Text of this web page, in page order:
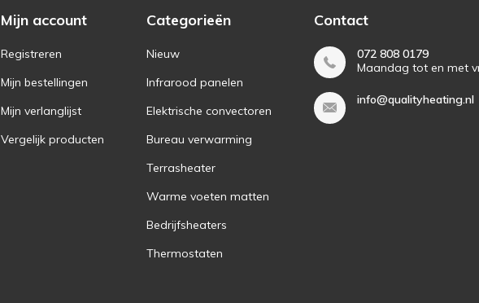
Mijn account
Registreren
Mijn bestellingen
Mijn verlanglijst
Vergelijk producten
Categorieën
Nieuw
Infrarood panelen
Elektrische convectoren
Bureau verwarming
Terrasheater
Warme voeten matten
Bedrijfsheaters
Thermostaten
Contact
072 808 0179
Maandag tot en met
info@qualityheating.nl